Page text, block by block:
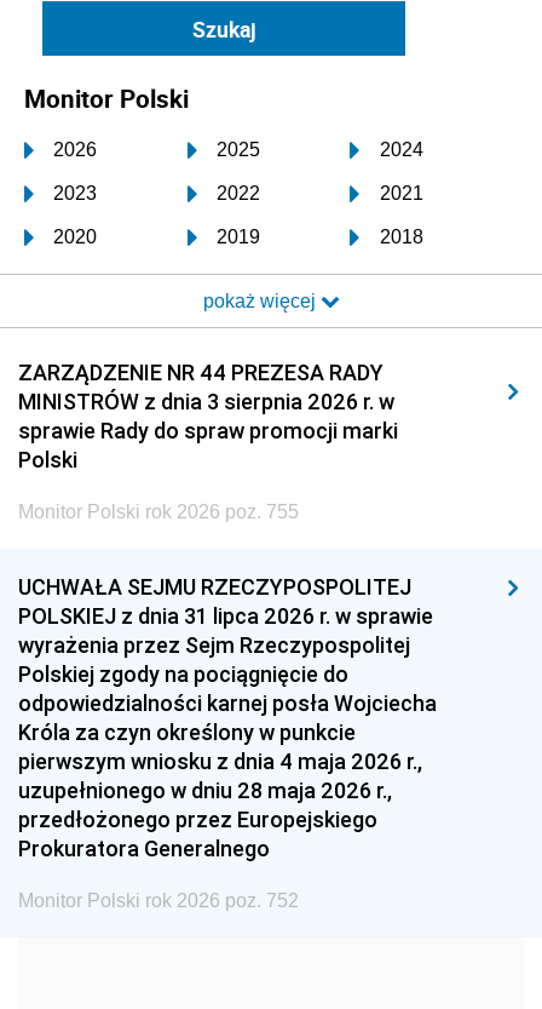
Monitor Polski
2026 2025 2024
2023 2022 2021
2020 2019 2018
2017 2016 2015
2014 2013 2012
2011 2010 2009
2008 2007 2006
2005
1996 1995 1994
1993 1992 1991
1990 1989
1987 1986 1985
1984 1983 1982
1981 1980 1979
1978 1977
1975 1974
pokaż więcej
ZARZĄDZENIE NR 44 PREZESA RADY
MINISTRÓW z dnia 3 sierpnia 2026 r. w
sprawie Rady do spraw promocji marki
Polski
Monitor Polski rok 2026 poz. 755
UCHWAŁA SEJMU RZECZYPOSPOLITEJ
POLSKIEJ z dnia 31 lipca 2026 r. w sprawie
wyrażenia przez Sejm Rzeczypospolitej
Polskiej zgody na pociągnięcie do
odpowiedzialności karnej posła Wojciecha
Króla za czyn określony w punkcie
pierwszym wniosku z dnia 4 maja 2026 r.,
uzupełnionego w dniu 28 maja 2026 r.,
przedłożonego przez Europejskiego
Prokuratora Generalnego
Monitor Polski rok 2026 poz. 752